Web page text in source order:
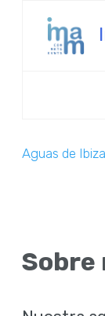
Aguas de Ibiza
Sobre